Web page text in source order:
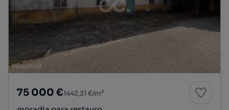
75 000 €1442,31 €/m²